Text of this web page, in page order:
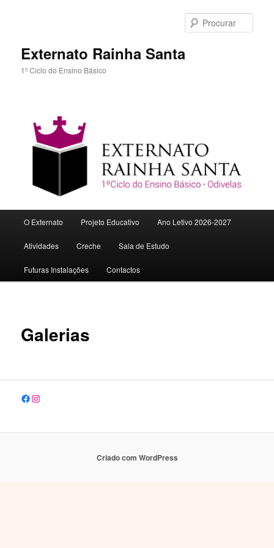
Externato Rainha Santa
1º Ciclo do Ensino Básico
principal
Saltar
para
o
primário
O Externato Projeto Educativo Ano Letivo 2026-2027
Atividades Creche Sala de Estudo
Futuras Instalações Contactos
Galerias
Facebook Instagram
Criado com WordPress